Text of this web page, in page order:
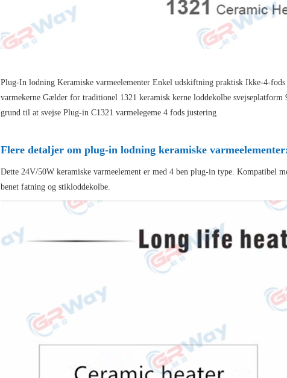
Plug-In lodning Keramiske varmeelementer Enkel udskiftning praktisk Ikke-4-
varmekerne Gælder for traditionel 1321 keramisk kerne loddekolbe
grund til at svejse Plug-in C1321 varmelegeme 4 fods justering
Flere detaljer om plug-in lodning keramiske
Dette 24V/50W keramiske varmeelement er med 4 ben plug-in type. Kompatibel
benet fatning og stikloddekolbe.